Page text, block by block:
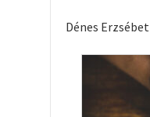
Dénes Erzsébet